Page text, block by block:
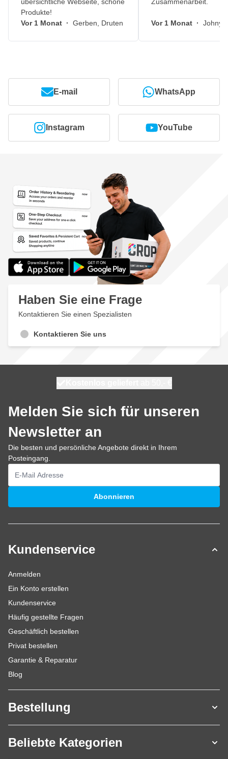
übersichtliche Webseite, schöne
Produkte!
Vor 1 Monat · Gerben, Druten
Zusammenarbeit.
Vor 1 Monat · Johny,
E-mail WhatsApp
Instagram YouTube
Haben Sie eine Frage
Kontaktieren Sie einen Spezialisten
Kontaktieren Sie uns
Melden Sie sich für unseren
Newsletter an
Die besten und persönliche Angebote direkt in Ihrem
Posteingang.
E-Mailadresse
Abonnieren
Kundenservice
Anmelden
Ein Konto erstellen
Kundenservice
Häufig gestellte Fragen
Geschäftlich bestellen
Privat bestellen
Garantie & Reparatur
Blog
Bestellung
Beliebte Kategorien